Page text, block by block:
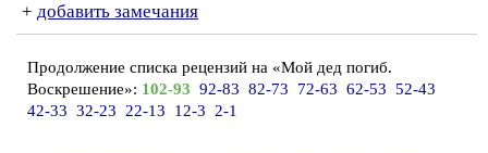
+ добавить замечания
Продолжение списка рецензий на «Мой дед погиб.
Воскрешение»: 102-93 92-83 82-73 72-63 62-53 52-43
42-33 32-23 22-13 12-3 2-1